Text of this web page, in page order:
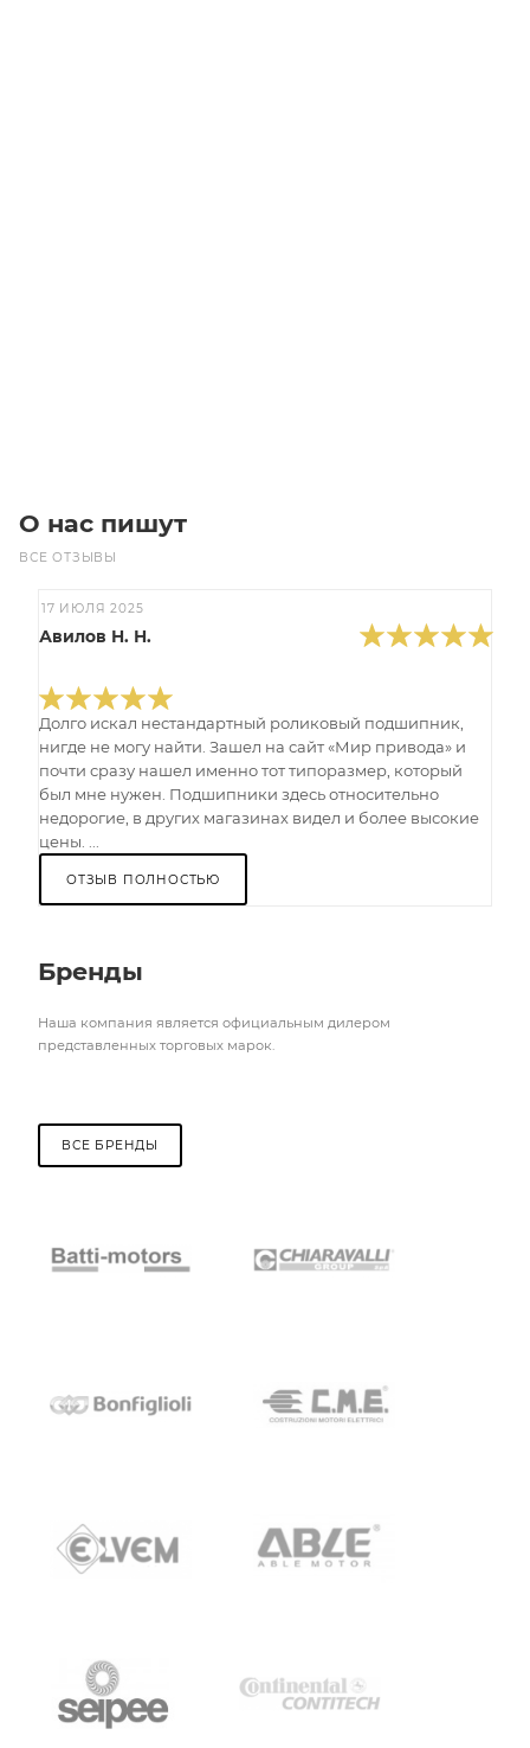
О нас пишут
ВСЕ ОТЗЫВЫ
17 ИЮЛЯ 2025
Авилов Н. Н.
Долго искал нестандартный роликовый подшипник,
нигде не могу найти. Зашел на сайт «Мир привода» и
почти сразу нашел именно тот типоразмер, который
был мне нужен. Подшипники здесь относительно
недорогие, в других магазинах видел и более высокие
цены. ...
ОТЗЫВ ПОЛНОСТЬЮ
Бренды
Наша компания является официальным дилером
представленных торговых марок.
ВСЕ БРЕНДЫ